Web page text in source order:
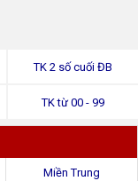
TK 2 số cuối ĐB
TK từ 00 - 99
Miền Trung